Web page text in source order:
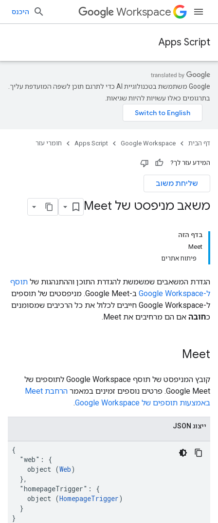
Workspace היכנס
Apps Script
‫Google משתמשת בטכנולוגיית AI כדי לתרגם תוכן לשפה המועדפת עליך.
בתרגומים כאלו עשויות להיות שגיאות.
דף הבית Google Workspace
Apps Script חומרי עזר
המידע עזר לך?
שליחת משוב
משאב מניפסט של Meet
בדף הזה
Meet
פיתוח אתרים
הגדרת המשאבים שמשמשת להגדרת התוכן וההתנהגות של תוסף
ל-Google Workspace
ב-Google Meet. מניפסטים של תוספים
ל-Google Workspace חייבים לכלול את כל הרכיבים שמסומנים
כחובה אם הם מרחיבים את Meet.
Meet
קובץ המניפסט של תוסף Google Workspace לתוספים של
Google Meet. פרטים נוספים זמינים במאמר
הרחבת Meet
באמצעות תוספים של Google Workspace
.
ייצוג JSON
{
  "web": {
    object (
Web)
  },
  "homepageTrigger": {
    object (
HomepageTrigger)
  }
}